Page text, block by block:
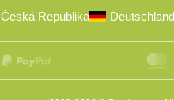
Česká Republika Deutschland